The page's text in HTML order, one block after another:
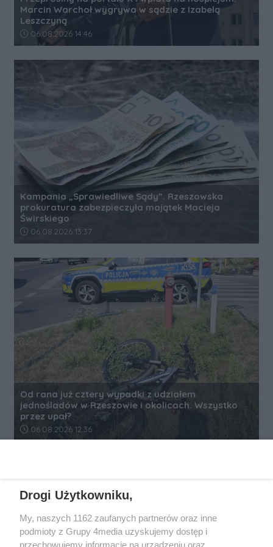
Marcin Warchoł wygrywa w sądzie z Izabelą
Leszczyną
Data dodania artykułu:
06.08.2026 14:46
Kampania „Sprawiedliwe Sądy”. Rzeszowska
prokuratura zabezpieczyła majątek Macieja
Świrskiego
Data dodania artykułu:
06.08.2026 13:37
Od rana już cztery wypadki z udziałem
jednośladów w Rzeszowie i okolicach. Wszystko
przez upał?
Data dodania artykułu:
06.08.2026 12:36
Drogi Użytkowniku,
My, naszych 1162 zaufanych partnerów oraz inne
podmioty z Grupy 4media uzyskujemy dostęp i
przechowujemy informacje na urządzeniu oraz